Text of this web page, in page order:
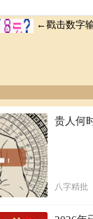
贵人何
八字精批